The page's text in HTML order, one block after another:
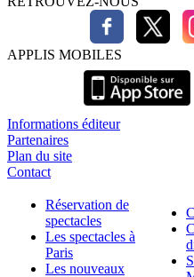
APPLIS MOBILES
Informations éditeur
Partenaires
Plan du site
Contact
Réservation de
spectacles
Les spectacles à
Paris
Les nouveaux